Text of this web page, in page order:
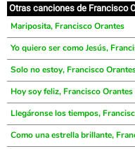
Otras canciones de Francisco
Mariposita, Francisco Orantes
Yo quiero ser como Jesús,
Solo no estoy, Francisco
Hoy soy feliz, Francisco Orantes
Llegáronse los tiempos,
Como una estrella brillante,